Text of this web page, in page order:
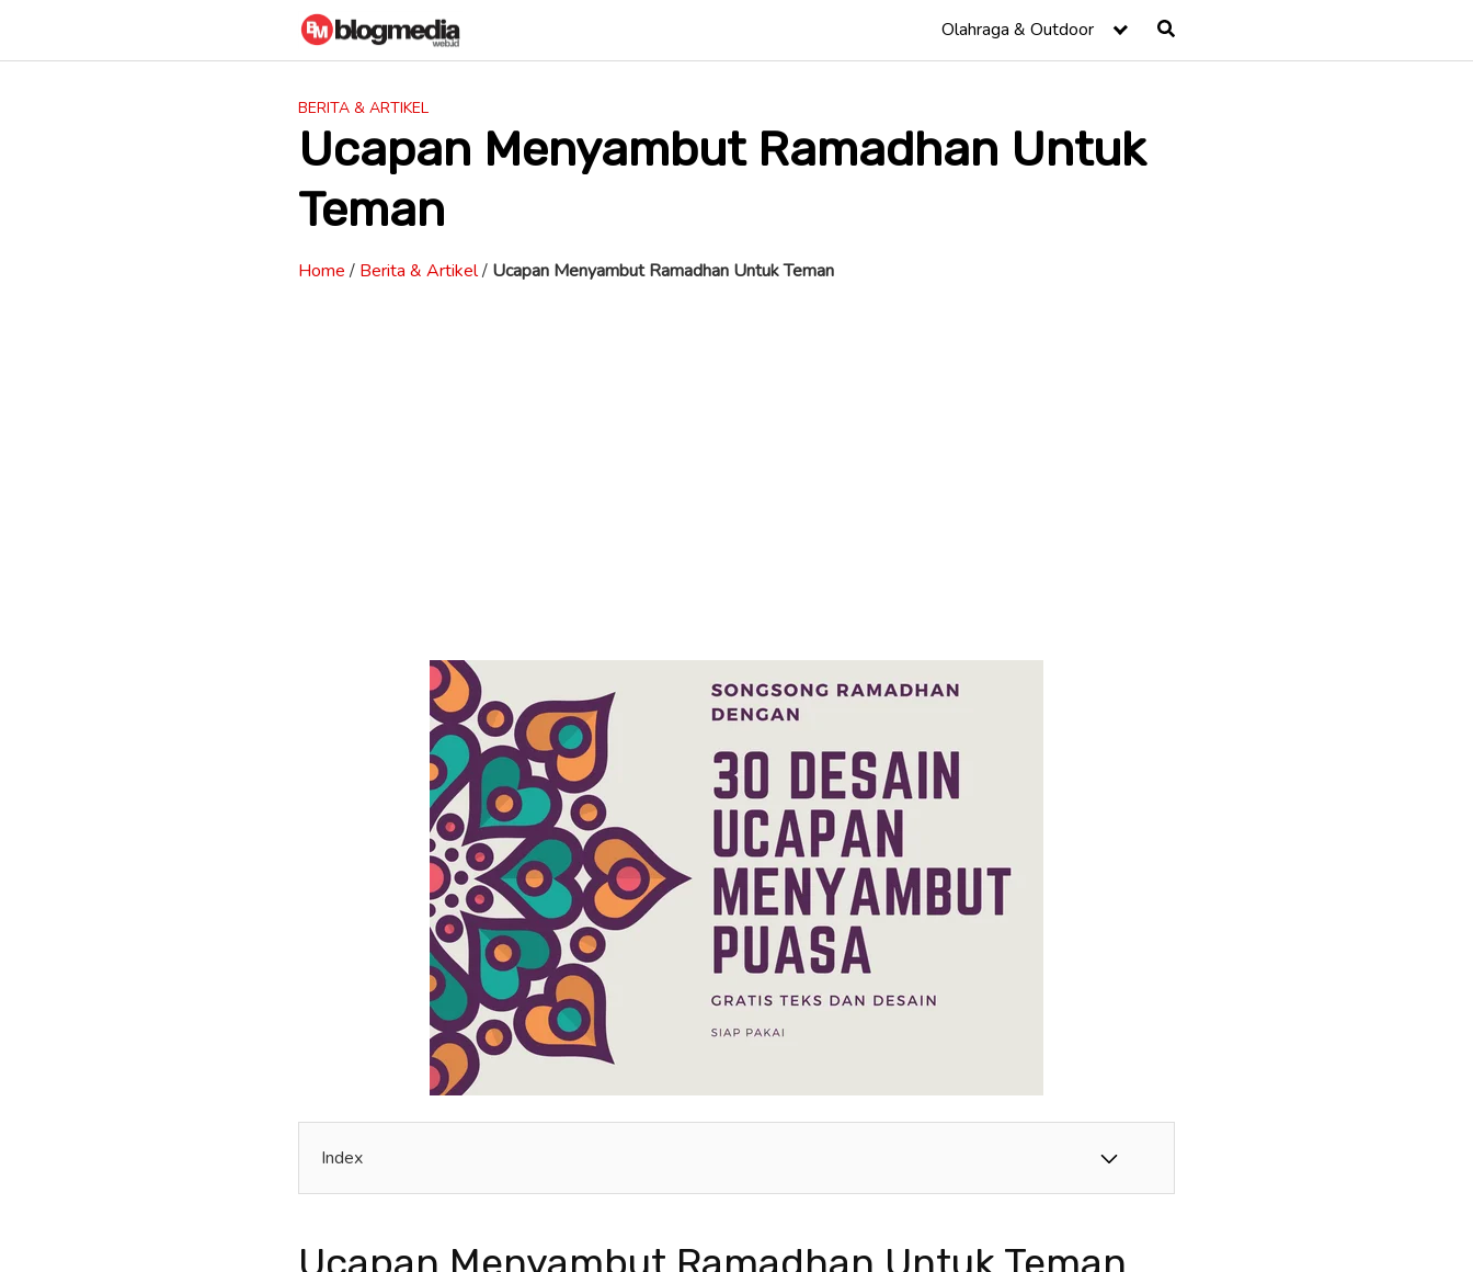
content
Olahraga & Outdoor
BERITA & ARTIKEL
Ucapan Menyambut Ramadhan Untuk
Teman
Home / Berita & Artikel/ Ucapan Menyambut Ramadhan Untuk Teman
Index